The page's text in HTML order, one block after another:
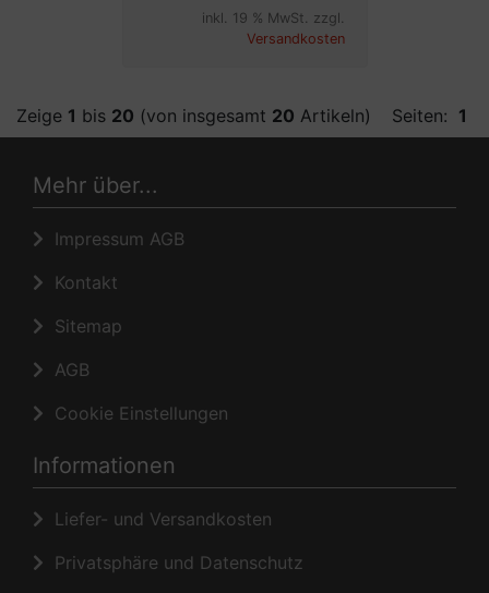
inkl. 19 % MwSt. zzgl.
Versandkosten
Zeige 1 bis 20 (von insgesamt 20 Artikeln) Seiten: 1
Mehr über...
Impressum AGB
Kontakt
Sitemap
AGB
Cookie Einstellungen
Informationen
Liefer- und Versandkosten
Privatsphäre und Datenschutz